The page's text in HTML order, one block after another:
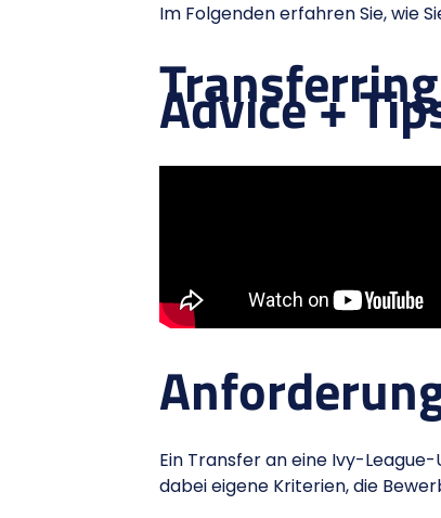
Im Folgenden erfahren Sie, wie
Advice +
Ein Transfer an eine Ivy-
dabei eigene Kriterien, die